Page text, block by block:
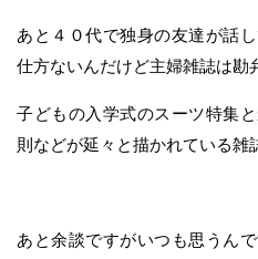
あと４０代で独身の友達が話
仕方ないんだけど主婦雑誌は勘
子どもの入学式のスーツ特集
則などが延々と描かれている雑
あと余談ですがいつも思うん